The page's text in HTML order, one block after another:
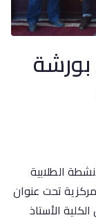
الطلابية
تحت عنوان
مثل الكلية الأستاذ